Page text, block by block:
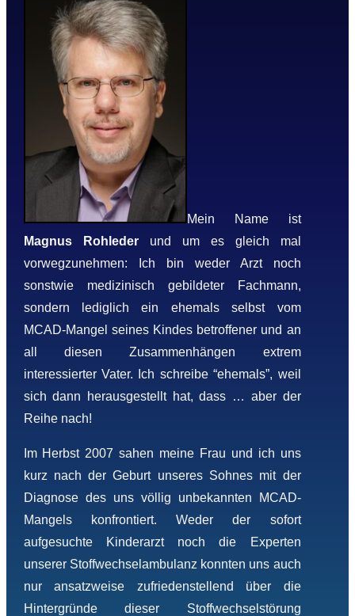
Mein Name ist
Magnus Rohlederund um es gleich mal
vorwegzunehmen: Ich bin weder Arzt noch
sonstwie medizinisch gebildeter Fachmann,
sondern lediglich ein ehemals selbst vom
MCAD-Mangel seines Kindes betroffener und an
all diesen Zusammenhängen extrem
interessierter Vater. Ich schreibe “ehemals”, weil
sich dann herausgestellt hat, dass … aber der
Reihe nach!
Im Herbst 2007 sahen meine Frau und ich uns
kurz nach der Geburt unseres Sohnes mit der
Diagnose des uns völlig unbekannten MCAD-
Mangels konfrontiert. Weder der sofort
aufgesuchte Kinderarzt noch die Experten
unserer Stoffwechselambulanz konnten uns auch
nur ansatzweise zufriedenstellend über die
Hintergründe dieser Stoffwechselstörung